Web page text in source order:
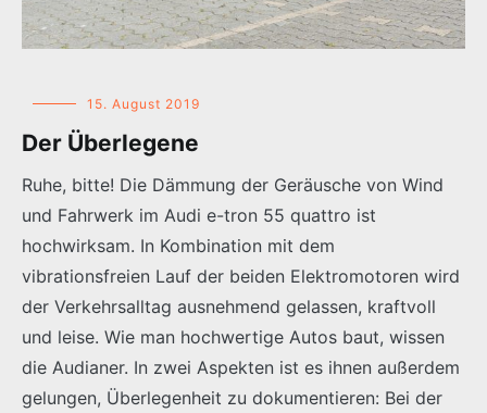
15. August 2019
Der Überlegene
Ruhe, bitte! Die Dämmung der Geräusche von Wind
und Fahrwerk im Audi e-tron 55 quattro ist
hochwirksam. In Kombination mit dem
vibrationsfreien Lauf der beiden Elektromotoren wird
der Verkehrsalltag ausnehmend gelassen, kraftvoll
und leise. Wie man hochwertige Autos baut, wissen
die Audianer. In zwei Aspekten ist es ihnen außerdem
gelungen, Überlegenheit zu dokumentieren: Bei der